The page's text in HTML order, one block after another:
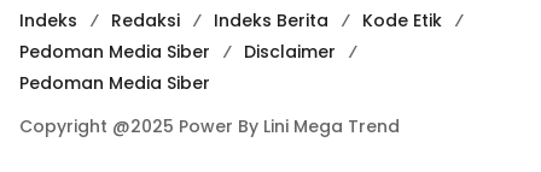
Indeks Redaksi Indeks Berita
Kode Etik
Pedoman Media Siber
Disclaimer
Pedoman Media Siber
Copyright @2025 Power By Lini Mega Trend